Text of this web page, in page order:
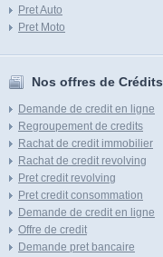
Pret Auto
Pret Moto
Nos offres de Crédits
Demande de credit en ligne
Regroupement de credits
Rachat de credit immobilier
Rachat de credit revolving
Pret credit revolving
Pret credit consommation
Demande de credit en ligne
Offre de credit
Demande pret bancaire